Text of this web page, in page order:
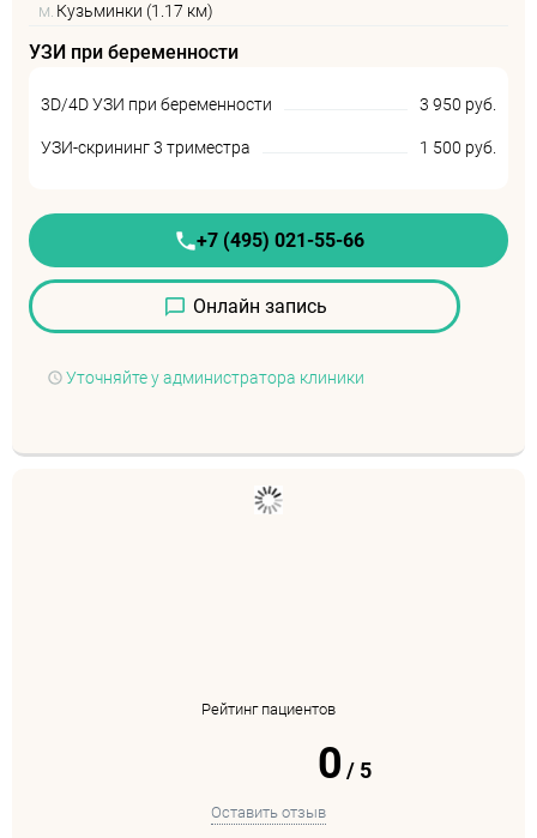
м. Кузьминки (1.17 км)
УЗИ при беременности
3D/4D УЗИ при беременности 3 950 руб.
УЗИ-скрининг 3 триместра 1 500 руб.
+7 (495) 021-55-66
Онлайн запись
Уточняйте у администратора клиники
Рейтинг пациентов
0 / 5
Оставить отзыв